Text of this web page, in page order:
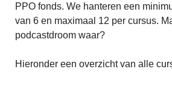
PPO fonds. We hanteren een
van 6 en maximaal 12 per cursus.
podcastdroom waar?
Hieronder een overzicht van alle